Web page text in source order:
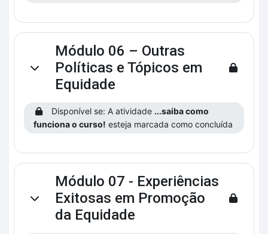
Contrair
Módulo 06 – Outras
Políticas e Tópicos em
Equidade
Disponível se: A atividade ...saiba como
funciona o curso! esteja marcada como concluída
Contrair
Módulo 07 - Experiências
Exitosas em Promoção
da Equidade